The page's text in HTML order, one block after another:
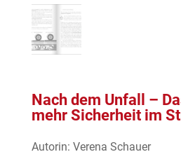
Nach dem Unfall –
mehr Sicherheit im
Autorin: Verena Schauer